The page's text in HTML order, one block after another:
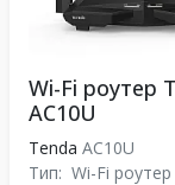
Wi-Fi роутер
AC10U
Tenda AC10U
Тип: Wi-Fi роутер